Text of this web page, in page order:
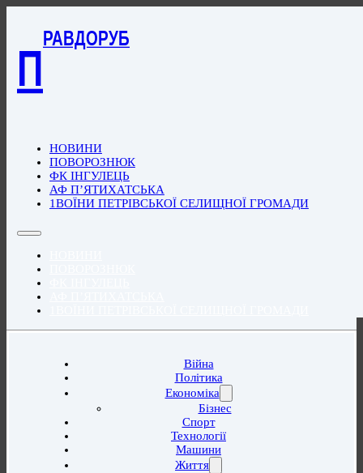
П
РАВДОРУБ
НОВИНИ
ПОВОРОЗНЮК
ФК ІНГУЛЕЦЬ
АФ П’ЯТИХАТСЬКА
1ВОЇНИ ПЕТРІВСЬКОЇ СЕЛИЩНОЇ ГРОМАДИ
Війна
Політика
Економіка
Бізнес
Спорт
Технології
Машини
Життя